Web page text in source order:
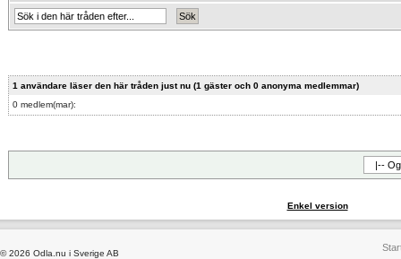
1 användare läser den här tråden just nu (1 gäster och 0 anonyma medlemmar)
0 medlem(mar):
Enkel version
© 2026 Odla.nu i Sverige AB